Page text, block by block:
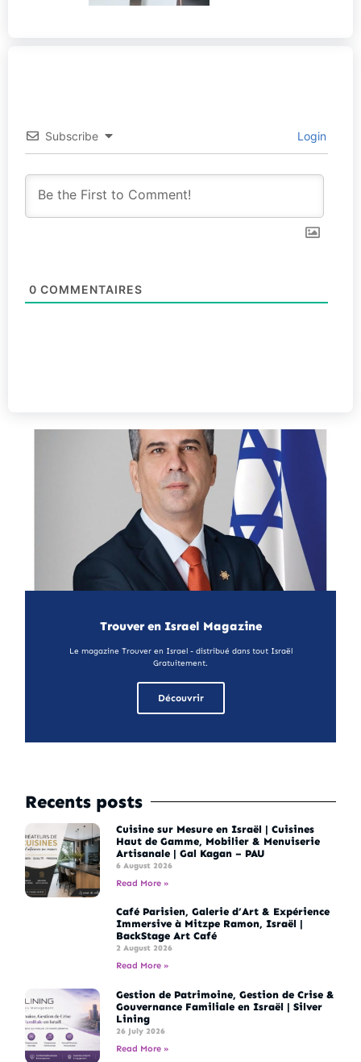
Subscribe Login
0 COMMENTAIRES
Trouver en Israel Magazine
Le magazine Trouver en Israel - distribué dans tout Israël
Gratuitement.
Découvrir
Recents posts
Cuisine sur Mesure en Israël | Cuisines
Haut de Gamme, Mobilier & Menuiserie
Artisanale | Gal Kagan – PAU
6 August 2026
Read More »
Café Parisien, Galerie d’Art & Expérience
Immersive à Mitzpe Ramon, Israël |
BackStage Art Café
2 August 2026
Read More »
Gestion de Patrimoine, Gestion de Crise &
Gouvernance Familiale en Israël | Silver
Lining
26 July 2026
Read More »